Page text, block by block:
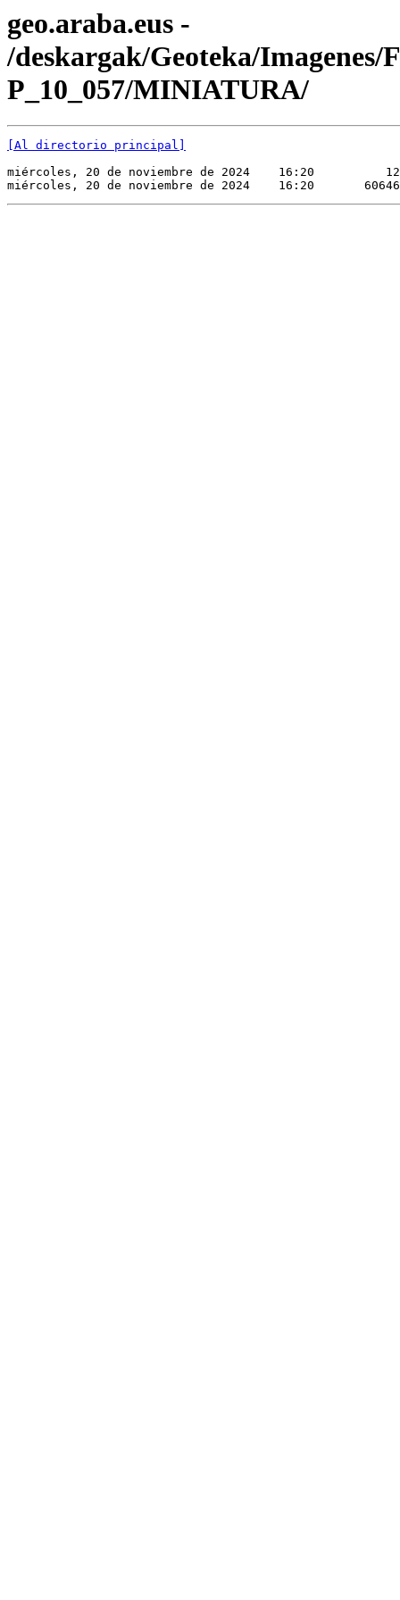
geo.araba.eus -
/deskargak/Geoteka/Imagenes/
P_10_057/MINIATURA/
[Al directorio principal]
miércoles, 20 de noviembre de 2024    16:20
miércoles, 20 de noviembre de 2024    16:20